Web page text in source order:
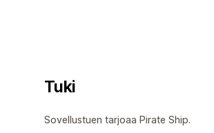
Tuki
Sovellustuen tarjoaa Pirate Ship.